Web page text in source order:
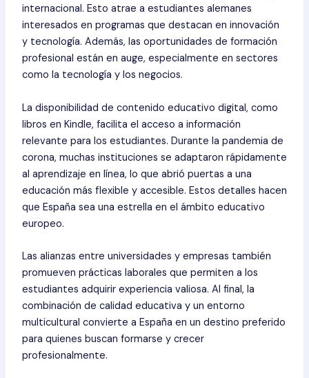
internacional. Esto atrae a estudiantes alemanes
interesados en programas que destacan en innovación
y tecnología. Además, las oportunidades de formación
profesional están en auge, especialmente en sectores
como la tecnología y los negocios.
La disponibilidad de contenido educativo digital, como
libros en Kindle, facilita el acceso a información
relevante para los estudiantes. Durante la pandemia de
corona, muchas instituciones se adaptaron rápidamente
al aprendizaje en línea, lo que abrió puertas a una
educación más flexible y accesible. Estos detalles hacen
que España sea una estrella en el ámbito educativo
europeo.
Las alianzas entre universidades y empresas también
promueven prácticas laborales que permiten a los
estudiantes adquirir experiencia valiosa. Al final, la
combinación de calidad educativa y un entorno
multicultural convierte a España en un destino preferido
para quienes buscan formarse y crecer
profesionalmente.